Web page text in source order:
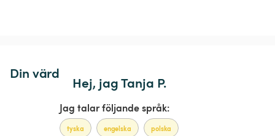
Din värd
Hej, jag Tanja P.
Jag talar följande språk:
tyska engelska polska